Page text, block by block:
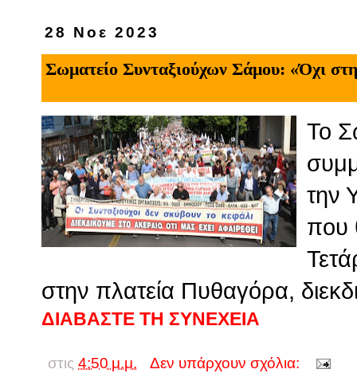
28 Νοε 2023
Σωματείο Συνταξιούχων Σάμου: «Όχι
Το
την
που
στην πλατεία Πυθαγόρα,
ΔΙΑΒΑΣΤΕ ΤΗ ΣΥΝΕΧΕΙΑ
στις 4:50 μ.μ.
Δεν υπάρχουν σχόλια: